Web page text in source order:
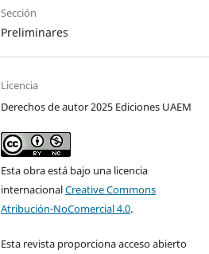
Sección
Preliminares
Licencia
Derechos de autor 2025 Ediciones UAEM
Esta obra está bajo una licencia
internacionalCreative Commons
Atribución-NoComercial 4.0.
Esta revista proporciona acceso abierto